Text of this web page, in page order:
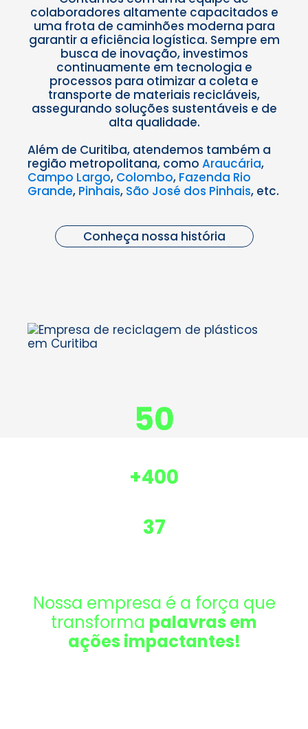
colaboradores altamente capacitados e
uma frota de caminhões moderna para
garantir a eficiência logística. Sempre em
busca de inovação, investimos
continuamente em tecnologia e
processos para otimizar a coleta e
transporte de materiais recicláveis,
assegurando soluções sustentáveis e de
alta qualidade.
Além de Curitiba, atendemos também a
região metropolitana, como Araucária,
Campo Largo, Colombo, Fazenda Rio
Grande, Pinhais, São José dos Pinhais, etc.
Conheça nossa história
50
+400
37
Nossa empresa é a força que
transforma palavras em
ações impactantes!